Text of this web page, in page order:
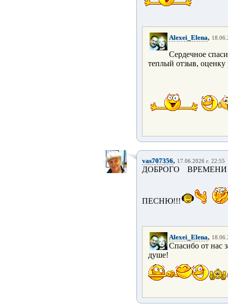
Alexei_Elena,
Сердечное
теплый отзыв,
vas707356, 17.06.2026 г. 22:55
ДОБРОГО
ПЕСНЮ!!!
Alexei_Elena,
Спасибо от нас
душе!